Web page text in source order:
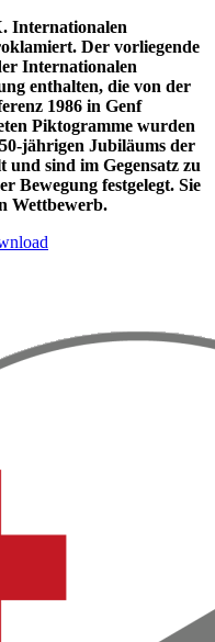
Internationalen
Der vorliegende
Internationalen
enthalten, die von der
1986 in Genf
Piktogramme wurden
jährigen Jubiläums der
sind im Gegensatz zu
Bewegung festgelegt. Sie
Wettbewerb.